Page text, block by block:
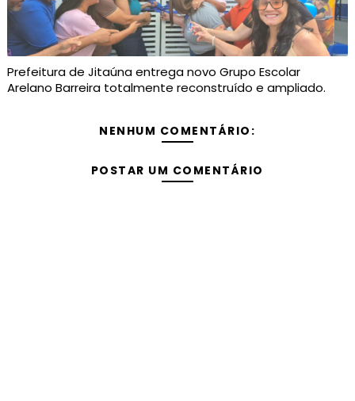
Prefeitura de Jitaúna entrega novo Grupo Escolar
Arelano Barreira totalmente reconstruído e ampliado.
NENHUM COMENTÁRIO:
POSTAR UM COMENTÁRIO